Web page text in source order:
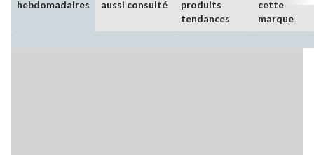
hebdomadaires
aussi consulté
produits
tendances
cette
marque